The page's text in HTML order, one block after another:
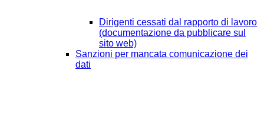
Dirigenti cessati dal rapporto di lavoro
(documentazione da pubblicare sul
sito web)
Sanzioni per mancata comunicazione dei
dati